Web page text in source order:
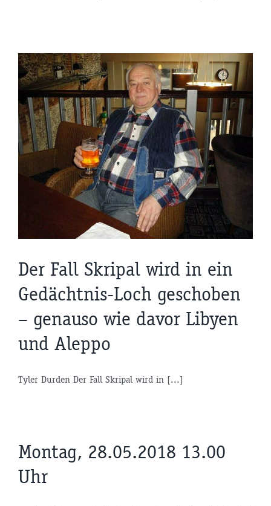
Der Fall Skripal wird in ein
Gedächtnis-Loch geschoben
– genauso wie davor Libyen
und Aleppo
Tyler Durden Der Fall Skripal wird in [...]
Montag, 28.05.2018 13.00
Uhr